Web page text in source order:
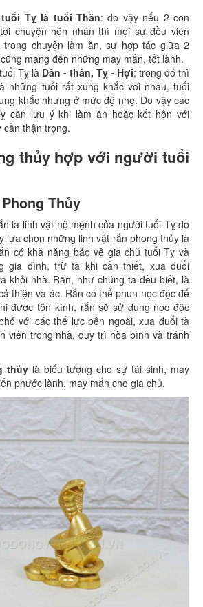
Tỵ là tuổi Thân: do vậy nếu 2 con
chuyện hôn nhân thì mọi sự đều viên
trong chuyện làm ăn, sự hợp tác giữa 2
mang đến những may mắn, tốt lành.
Tỵ là Dần - thân, Tỵ - Hợi; trong đó thì
những tuổi rất xung khắc với nhau, tuổi
khắc nhưng ở mức độ nhẹ. Do vậy các
cần lưu ý khi làm ăn hoặc kết hôn với
cần thận trọng.
thủy hợp với người tuổi
Thủy
la linh vật hộ mệnh của người tuổi Tỵ do
lựa chọn những linh vật rắn phong thủy là
có khả năng bảo vệ gia chủ tuổi Tỵ và
gia đình, trừ tà khi cần thiết, xua đuổi
khỏi nhà. Rắn, như chúng ta đều biết, là
thiện và ác. Rắn có thể phun nọc độc để
được tôn kính, rắn sẽ sử dụng nọc độc
với các thế lực bên ngoài, xua đuổi tà
viên trong nhà, duy trì hòa bình và tránh
thủy là biểu tượng cho sự tái sinh, may
phước lành, may mắn cho gia chủ.